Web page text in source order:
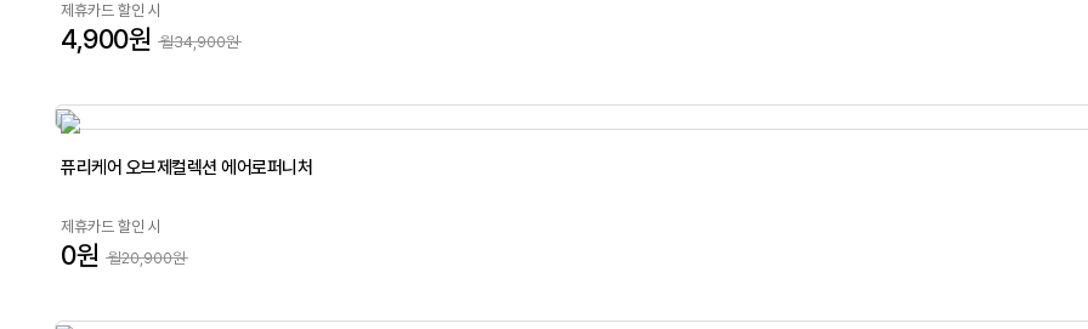
제휴카드 할인 시
4,900원 월34,900원
퓨리케어 오브제컬렉션 에어로퍼니처
제휴카드 할인 시
0원 월20,900원